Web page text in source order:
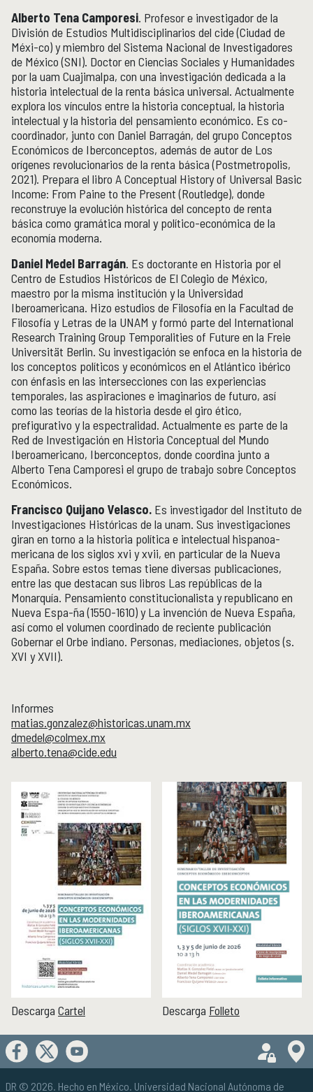
Alberto Tena Camporesi. Profesor e investigador de la
División de Estudios Multidisciplinarios del cide (Ciudad de
Méxi-co) y miembro del Sistema Nacional de Investigadores
de México (SNI). Doctor en Ciencias Sociales y Humanidades
por la uam Cuajimalpa, con una investigación dedicada a la
historia intelectual de la renta básica universal. Actualmente
explora los vínculos entre la historia conceptual, la historia
intelectual y la historia del pensamiento económico. Es co-
coordinador, junto con Daniel Barragán, del grupo Conceptos
Económicos de Iberconceptos, además de autor de Los
orígenes revolucionarios de la renta básica (Postmetropolis,
2021). Prepara el libro A Conceptual History of Universal Basic
Income: From Paine to the Present (Routledge), donde
reconstruye la evolución histórica del concepto de renta
básica como gramática moral y político-económica de la
economía moderna.
Daniel Medel Barragán. Es doctorante en Historia por el
Centro de Estudios Históricos de El Colegio de México,
maestro por la misma institución y la Universidad
Iberoamericana. Hizo estudios de Filosofía en la Facultad de
Filosofía y Letras de la UNAM y formó parte del International
Research Training Group Temporalities of Future en la Freie
Universität Berlin. Su investigación se enfoca en la historia de
los conceptos políticos y económicos en el Atlántico ibérico
con énfasis en las intersecciones con las experiencias
temporales, las aspiraciones e imaginarios de futuro, así
como las teorías de la historia desde el giro ético,
prefigurativo y la espectralidad. Actualmente es parte de la
Red de Investigación en Historia Conceptual del Mundo
Iberoamericano, Iberconceptos, donde coordina junto a
Alberto Tena Camporesi el grupo de trabajo sobre Conceptos
Económicos.
Francisco Quijano Velasco. Es investigador del Instituto de
Investigaciones Históricas de la unam. Sus investigaciones
giran en torno a la historia política e intelectual hispanoa-
mericana de los siglos xvi y xvii, en particular de la Nueva
España. Sobre estos temas tiene diversas publicaciones,
entre las que destacan sus libros Las repúblicas de la
Monarquía. Pensamiento constitucionalista y republicano en
Nueva Espa-ña (1550-1610) y La invención de Nueva España,
así como el volumen coordinado de reciente publicación
Gobernar el Orbe indiano. Personas, mediaciones, objetos (s.
XVI y XVII).
Informes
matias.gonzalez@historicas.unam.mx
dmedel@colmex.mx
alberto.tena@cide.edu
Descarga Cartel Descarga Folleto
DR © 2026. Hecho en México. Universidad Nacional Autónoma de